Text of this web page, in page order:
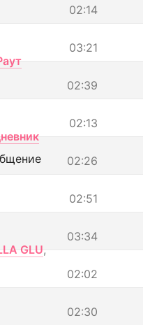
02:14
03:21
02:39
02:13
02:26
02:51
03:34
GLU,
02:02
02:30